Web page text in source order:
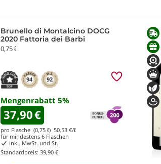
Brunello di Montalcino DOCG
2020 Fattoria dei Barbi
0,75 ℓ
94 92
Mengenrabatt 5%
37,90€
pro Flasche (0,75 ℓ) 50,53 €/ℓ
für mindestens 6 Flaschen
Inkl. MwSt. und St.
Standardpreis: 39,90 €